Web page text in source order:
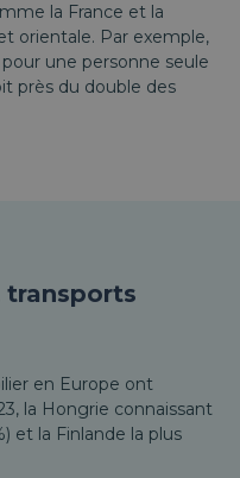
la France et la
orientale. Par exemple,
une personne seule
près du double des
transports
en Europe ont
la Hongrie connaissant
et la Finlande la plus